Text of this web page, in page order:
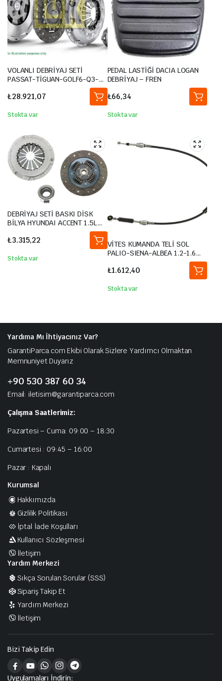
VOLANLI DEBRİYAJ SETİ
PASSAT-TİGUAN-GOLF6-Q3-
CBAB-CFFB-CFGB-CLLA-CFFA-
₺28.921,07
Stokta var
PEDAL LASTİĞİ DACIA LOGAN
DEBRİYAJ – FREN
₺66,34
Stokta var
DEBRİYAJ SETİ BASKI DİSK
BİLYA HYUNDAI ACCENT 1.5L
₺3.315,22
Stokta var
VİTES KUMANDA TELİ SOL
PALIO-SIENA-ALBEA 1.2-1.6
₺1.612,40
Stokta var
Yardıma Mı İhtiyacınız Var?
GarantiParca.com Ekibi Olarak Sizlere Yardımcı Olmaktan
Memnuniyet Duyarız
+90 530 387 60 34
Email: iletisim@garantiparca.com
Çalışma Saatlerimiz:
Pazartesi – Cuma: 09:00 – 18:30
Cumartesi : 09:45 – 16:00
Pazar : Kapalı
Kurumsal
Hakkımızda
Gizlilik Politikası
İptal İade Koşulları
Kullanıcı Sözleşmesi
İletişim
Yardım Merkezi
Sıkça Sorulan Sorular (SSS)
Sipariş Takip Et
Yardım Merkezi
İletişim
Bizi Takip Edin
Uygulamaları İndirin: